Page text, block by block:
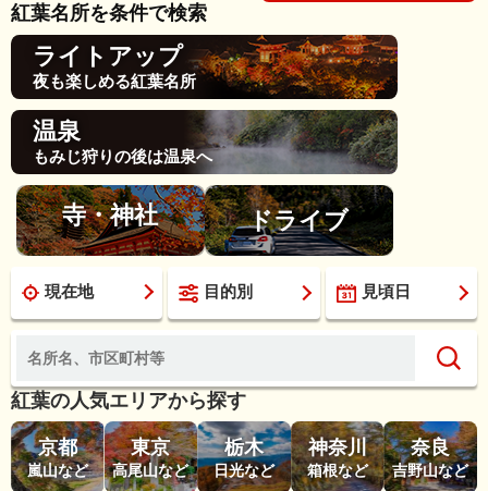
紅葉名所を条件で検索
ライトアップ
夜も楽しめる紅葉名所
温泉
もみじ狩りの後は温泉へ
寺・神社 ドライブ
現在地 目的別 見頃日
紅葉の人気エリアから探す
京都
嵐山など
東京
高尾山など
栃木
日光など
神奈川
箱根など
奈良
吉野山など